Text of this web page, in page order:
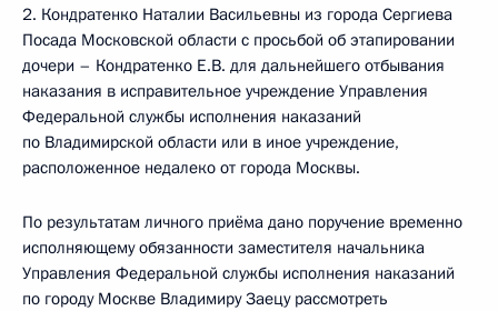
2. Кондратенко Наталии Васильевны из города Сергиева
Посада Московской области с просьбой об этапировании
дочери – Кондратенко Е.В. для дальнейшего отбывания
наказания в исправительное учреждение Управления
Федеральной службы исполнения наказаний
по Владимирской области или в иное учреждение,
расположенное недалеко от города Москвы.
По результатам личного приёма дано поручение временно
исполняющему обязанности заместителя начальника
Управления Федеральной службы исполнения наказаний
по городу Москве Владимиру Заецу рассмотреть